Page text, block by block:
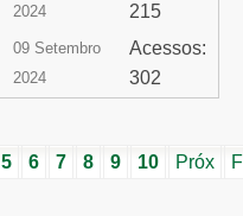
2024
215
09 Setembro
2024
Acessos:
302
5 6 7 8 9 10 Próx